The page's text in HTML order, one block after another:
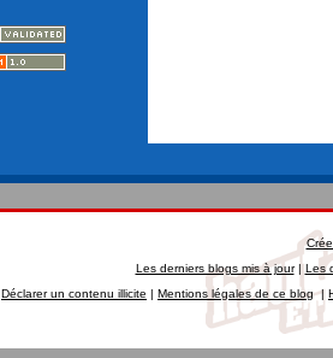
Les derniers blogs mis à jour|Les
Déclarer un contenu illicite | Mentions légales de ce blog|